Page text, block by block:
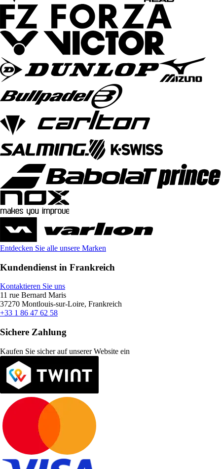
Entdecken Sie alle unsere Marken
Kundendienst in Frankreich
Kontaktieren Sie uns
11 rue Bernard Maris
37270 Montlouis-sur-Loire, Frankreich
+33 1 86 47 62 58
Sichere Zahlung
Kaufen Sie sicher auf unserer Website ein